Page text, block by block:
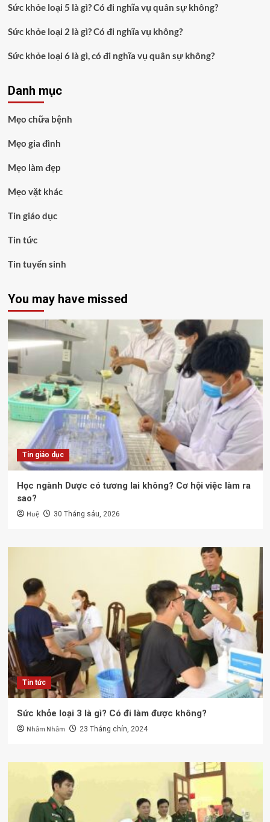
Sức khỏe loại 5 là gì? Có đi nghĩa vụ quân sự không?
Sức khỏe loại 2 là gì? Có đi nghĩa vụ không?
Sức khỏe loại 6 là gì, có đi nghĩa vụ quân sự không?
Danh mục
Mẹo chữa bệnh
Mẹo gia đình
Mẹo làm đẹp
Mẹo vặt khác
Tin giáo dục
Tin tức
Tin tuyển sinh
You may have missed
Tin giáo dục
Học ngành Dược có tương lai không? Cơ hội việc làm ra
sao?
Huệ 30 Tháng sáu, 2026
Tin tức
Sức khỏe loại 3 là gì? Có đi làm được không?
Nhâm Nhâm 23 Tháng chín, 2024